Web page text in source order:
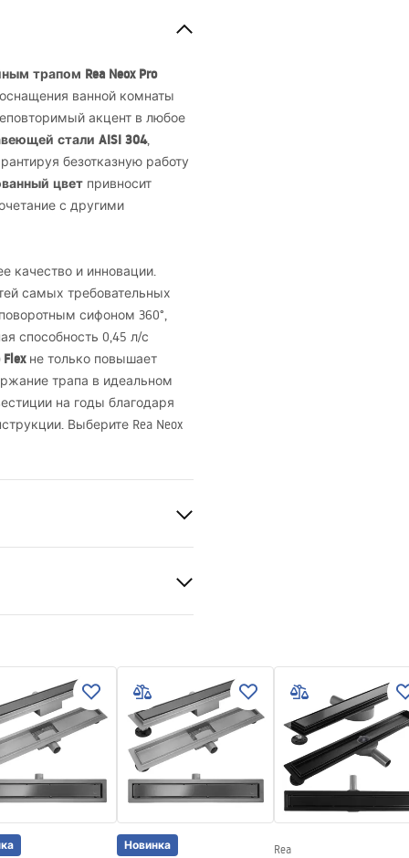
трапом Rea Neox Pro
ванной комнаты
акцент в любое
стали AISI 304,
безотказную работу
цвет привносит
с другими
качество и инновации.
самых требовательных
сифоном 360°,
способность 0,45 л/с
не только повышает
трапа в идеальном
на годы благодаря
Выберите Rea Neox
для вставки плитки
стальная конструкция, 24
Новинка Rea